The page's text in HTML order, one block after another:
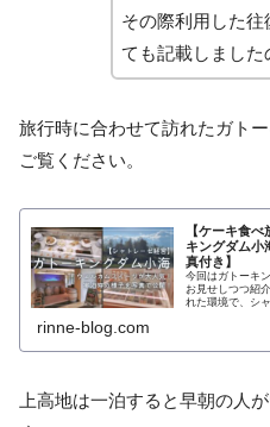
その際利用した
ても記載しました
旅行時に合わせて訪れたガト
ご覧ください。
【ケーキ食
キングダム小
真付き】
今回はガトーキ
お見せしつつ紹
れた環境で、シ
お得に利用でき
rinne-blog.com
上高地は一泊すると早朝の人